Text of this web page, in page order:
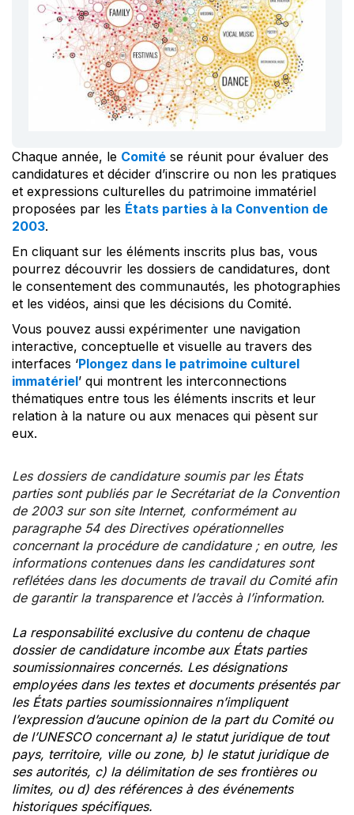
Chaque année, le Comité se réunit pour évaluer des
candidatures et décider d’inscrire ou non les pratiques
et expressions culturelles du patrimoine immatériel
proposées par les États parties à la Convention de
2003.
En cliquant sur les éléments inscrits plus bas, vous
pourrez découvrir les dossiers de candidatures, dont
le consentement des communautés, les photographies
et les vidéos, ainsi que les décisions du Comité.
Vous pouvez aussi expérimenter une navigation
interactive, conceptuelle et visuelle au travers des
interfaces ‘Plongez dans le patrimoine culturel
immatériel’ qui montrent les interconnections
thématiques entre tous les éléments inscrits et leur
relation à la nature ou aux menaces qui pèsent sur
eux.
Les dossiers de candidature soumis par les États
parties sont publiés par le Secrétariat de la Convention
de 2003 sur son site Internet, conformément au
paragraphe 54 des Directives opérationnelles
concernant la procédure de candidature ; en outre, les
informations contenues dans les candidatures sont
reflétées dans les documents de travail du Comité afin
de garantir la transparence et l’accès à l’information.
La responsabilité exclusive du contenu de chaque
dossier de candidature incombe aux États parties
soumissionnaires concernés. Les désignations
employées dans les textes et documents présentés par
les États parties soumissionnaires n’impliquent
l’expression d’aucune opinion de la part du Comité ou
de l’UNESCO concernant a) le statut juridique de tout
pays, territoire, ville ou zone, b) le statut juridique de
ses autorités, c) la délimitation de ses frontières ou
limites, ou d) des références à des événements
historiques spécifiques.